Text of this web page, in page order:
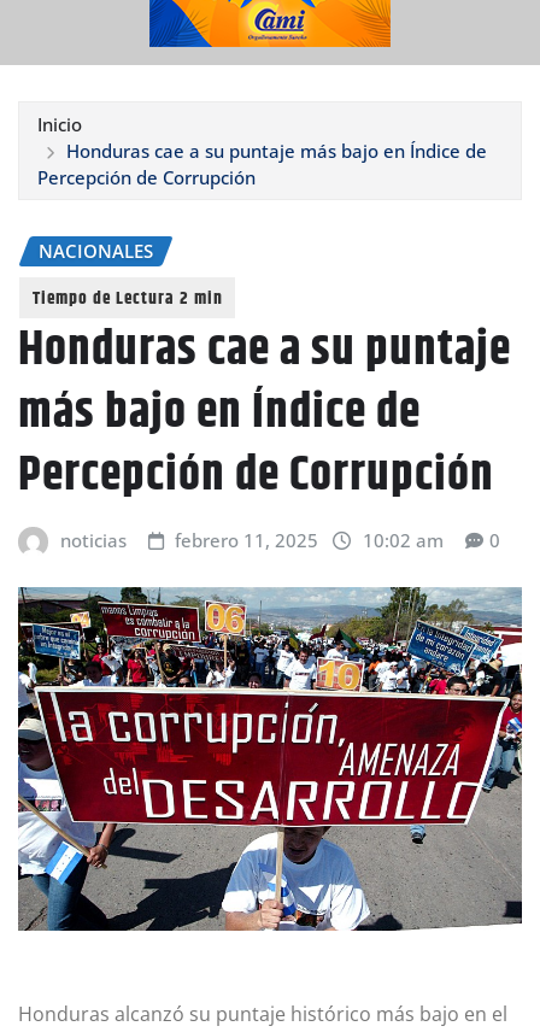
Inicio
Honduras cae a su puntaje más bajo en Índice de
Percepción de Corrupción
NACIONALES
Honduras cae a su puntaje
más bajo en Índice de
Percepción de Corrupción
noticias febrero 11, 2025 10:02 am 0
Honduras alcanzó su puntaje histórico más bajo en el